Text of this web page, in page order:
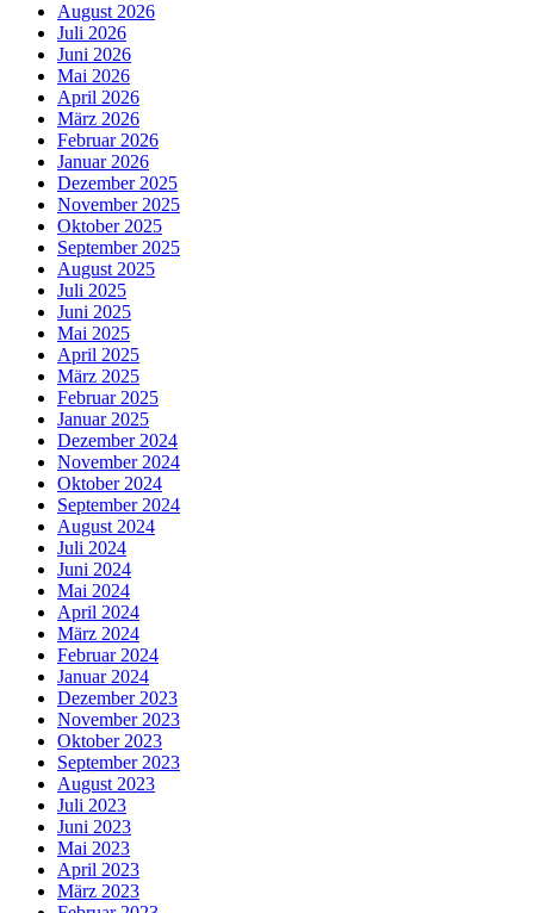
August 2026
Juli 2026
Juni 2026
Mai 2026
April 2026
März 2026
Februar 2026
Januar 2026
Dezember 2025
November 2025
Oktober 2025
September 2025
August 2025
Juli 2025
Juni 2025
Mai 2025
April 2025
März 2025
Februar 2025
Januar 2025
Dezember 2024
November 2024
Oktober 2024
September 2024
August 2024
Juli 2024
Juni 2024
Mai 2024
April 2024
März 2024
Februar 2024
Januar 2024
Dezember 2023
November 2023
Oktober 2023
September 2023
August 2023
Juli 2023
Juni 2023
Mai 2023
April 2023
März 2023